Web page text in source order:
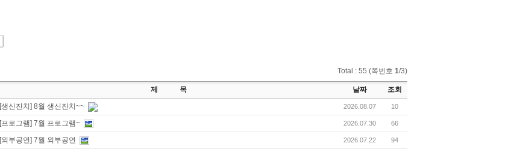
Total : 55 (쪽번호 1/3)
제 목 날짜
조회
[생신잔치] 8월 생신잔치~~ 2026.08.07 10
[프로그램] 7월 프로그램~ 2026.07.30 66
[외부공연] 7월 외부공연 2026.07.22 94